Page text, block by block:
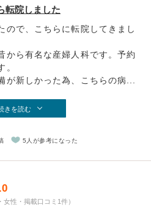
転院しました
ので、こちらに転院してきまし
から有名な産婦人科です。予約
。
が新しかった為、こちらの病...
きを読む
5人が参考になった
性・掲載口コミ1件）